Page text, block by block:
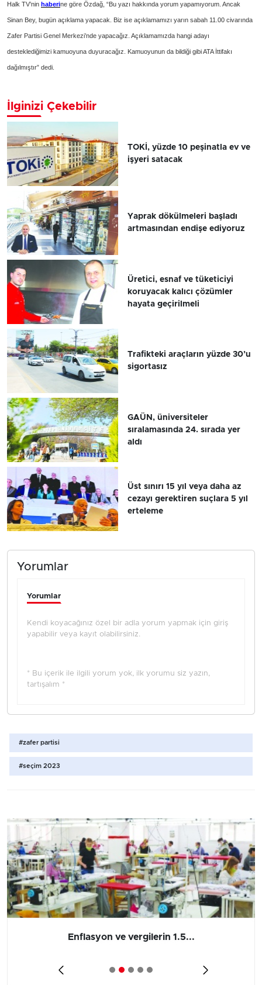
Halk TV’nin haberine göre Özdağ, “Bu yazı hakkında yorum yapamıyorum. Ancak
Sinan Bey, bugün açıklama yapacak. Biz ise açıklamamızı yarın sabah 11.00 civarında
Zafer Partisi Genel Merkezi’nde yapacağız. Açıklamamızda hangi adayı
desteklediğimizi kamuoyuna duyuracağız. Kamuoyunun da bildiği gibi ATA İttifakı
dağılmıştır” dedi.
İlginizi Çekebilir
TOKİ, yüzde 10 peşinatla ev ve
işyeri satacak
Yaprak dökülmeleri başladı
artmasından endişe ediyoruz
Üretici, esnaf ve tüketiciyi
koruyacak kalıcı çözümler
hayata geçirilmeli
Trafikteki araçların yüzde 30’u
sigortasız
GAÜN, üniversiteler
sıralamasında 24. sırada yer
aldı
Üst sınırı 15 yıl veya daha az
cezayı gerektiren suçlara 5 yıl
erteleme
Yorumlar
Yorumlar
Kendi koyacağınız özel bir adla yorum yapmak için giriş
yapabilir veya kayıt olabilirsiniz.
* Bu içerik ile ilgili yorum yok, ilk yorumu siz yazın,
tartışalım *
#zafer partisi
#seçim 2023
Enflasyon ve vergilerin 1.5...